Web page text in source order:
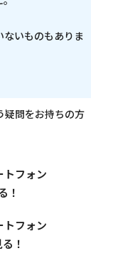
いものもありま
疑問をお持ちの方
トフォン
！
トフォン
！